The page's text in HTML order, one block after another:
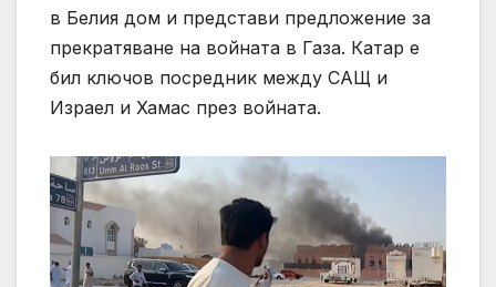
в Белия дом и представи предложение за
прекратяване на войната в Газа. Катар е
бил ключов посредник между САЩ и
Израел и Хамас през войната.